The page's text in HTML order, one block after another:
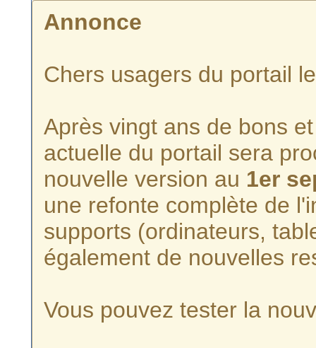
Annonce
Chers usagers du portail
Après vingt ans de bons
actuelle du portail sera
nouvelle version au 1er
une refonte complète de
supports (ordinateurs,
également de nouvelles
Vous pouvez tester la